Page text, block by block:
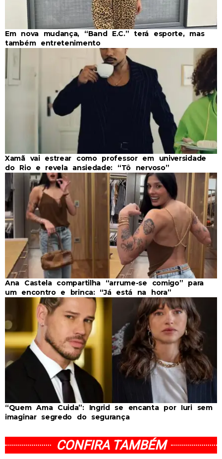
Em nova mudança, “Band E.C.” terá esporte, mas
também entretenimento
Xamã vai estrear como professor em universidade
do Rio e revela ansiedade: “Tô nervoso”
Ana Castela compartilha “arrume-se comigo” para
um encontro e brinca: “Já está na hora”
“Quem Ama Cuida”: Ingrid se encanta por Iuri sem
imaginar segredo do segurança
CONFIRA TAMBÉM